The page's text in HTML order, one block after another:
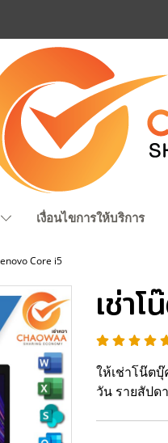
เงื่อนไขการให้บริการ
Core i5
เช่า
ให้เช่าโน๊ต
วัน รายสัปด